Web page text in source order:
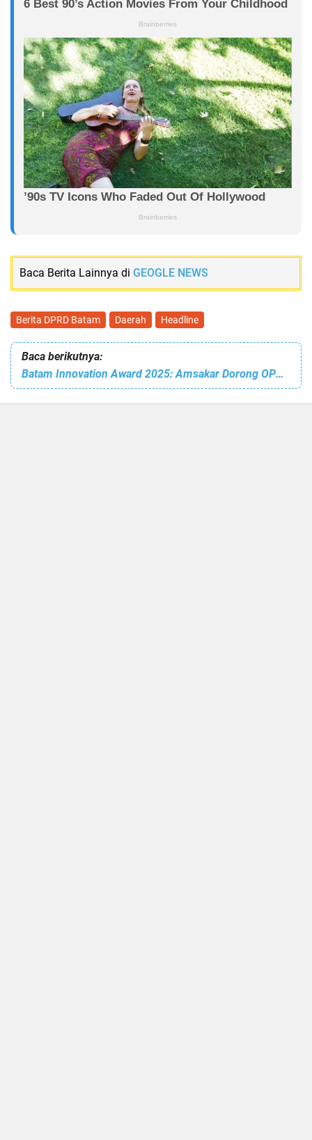
Baca Berita Lainnya di GEOGLE NEWS
Berita DPRD Batam Daerah Headline
Baca berikutnya:
Batam Innovation Award 2025: Amsakar Dorong OPD Perkuat Inovasi Pelayanan Publik